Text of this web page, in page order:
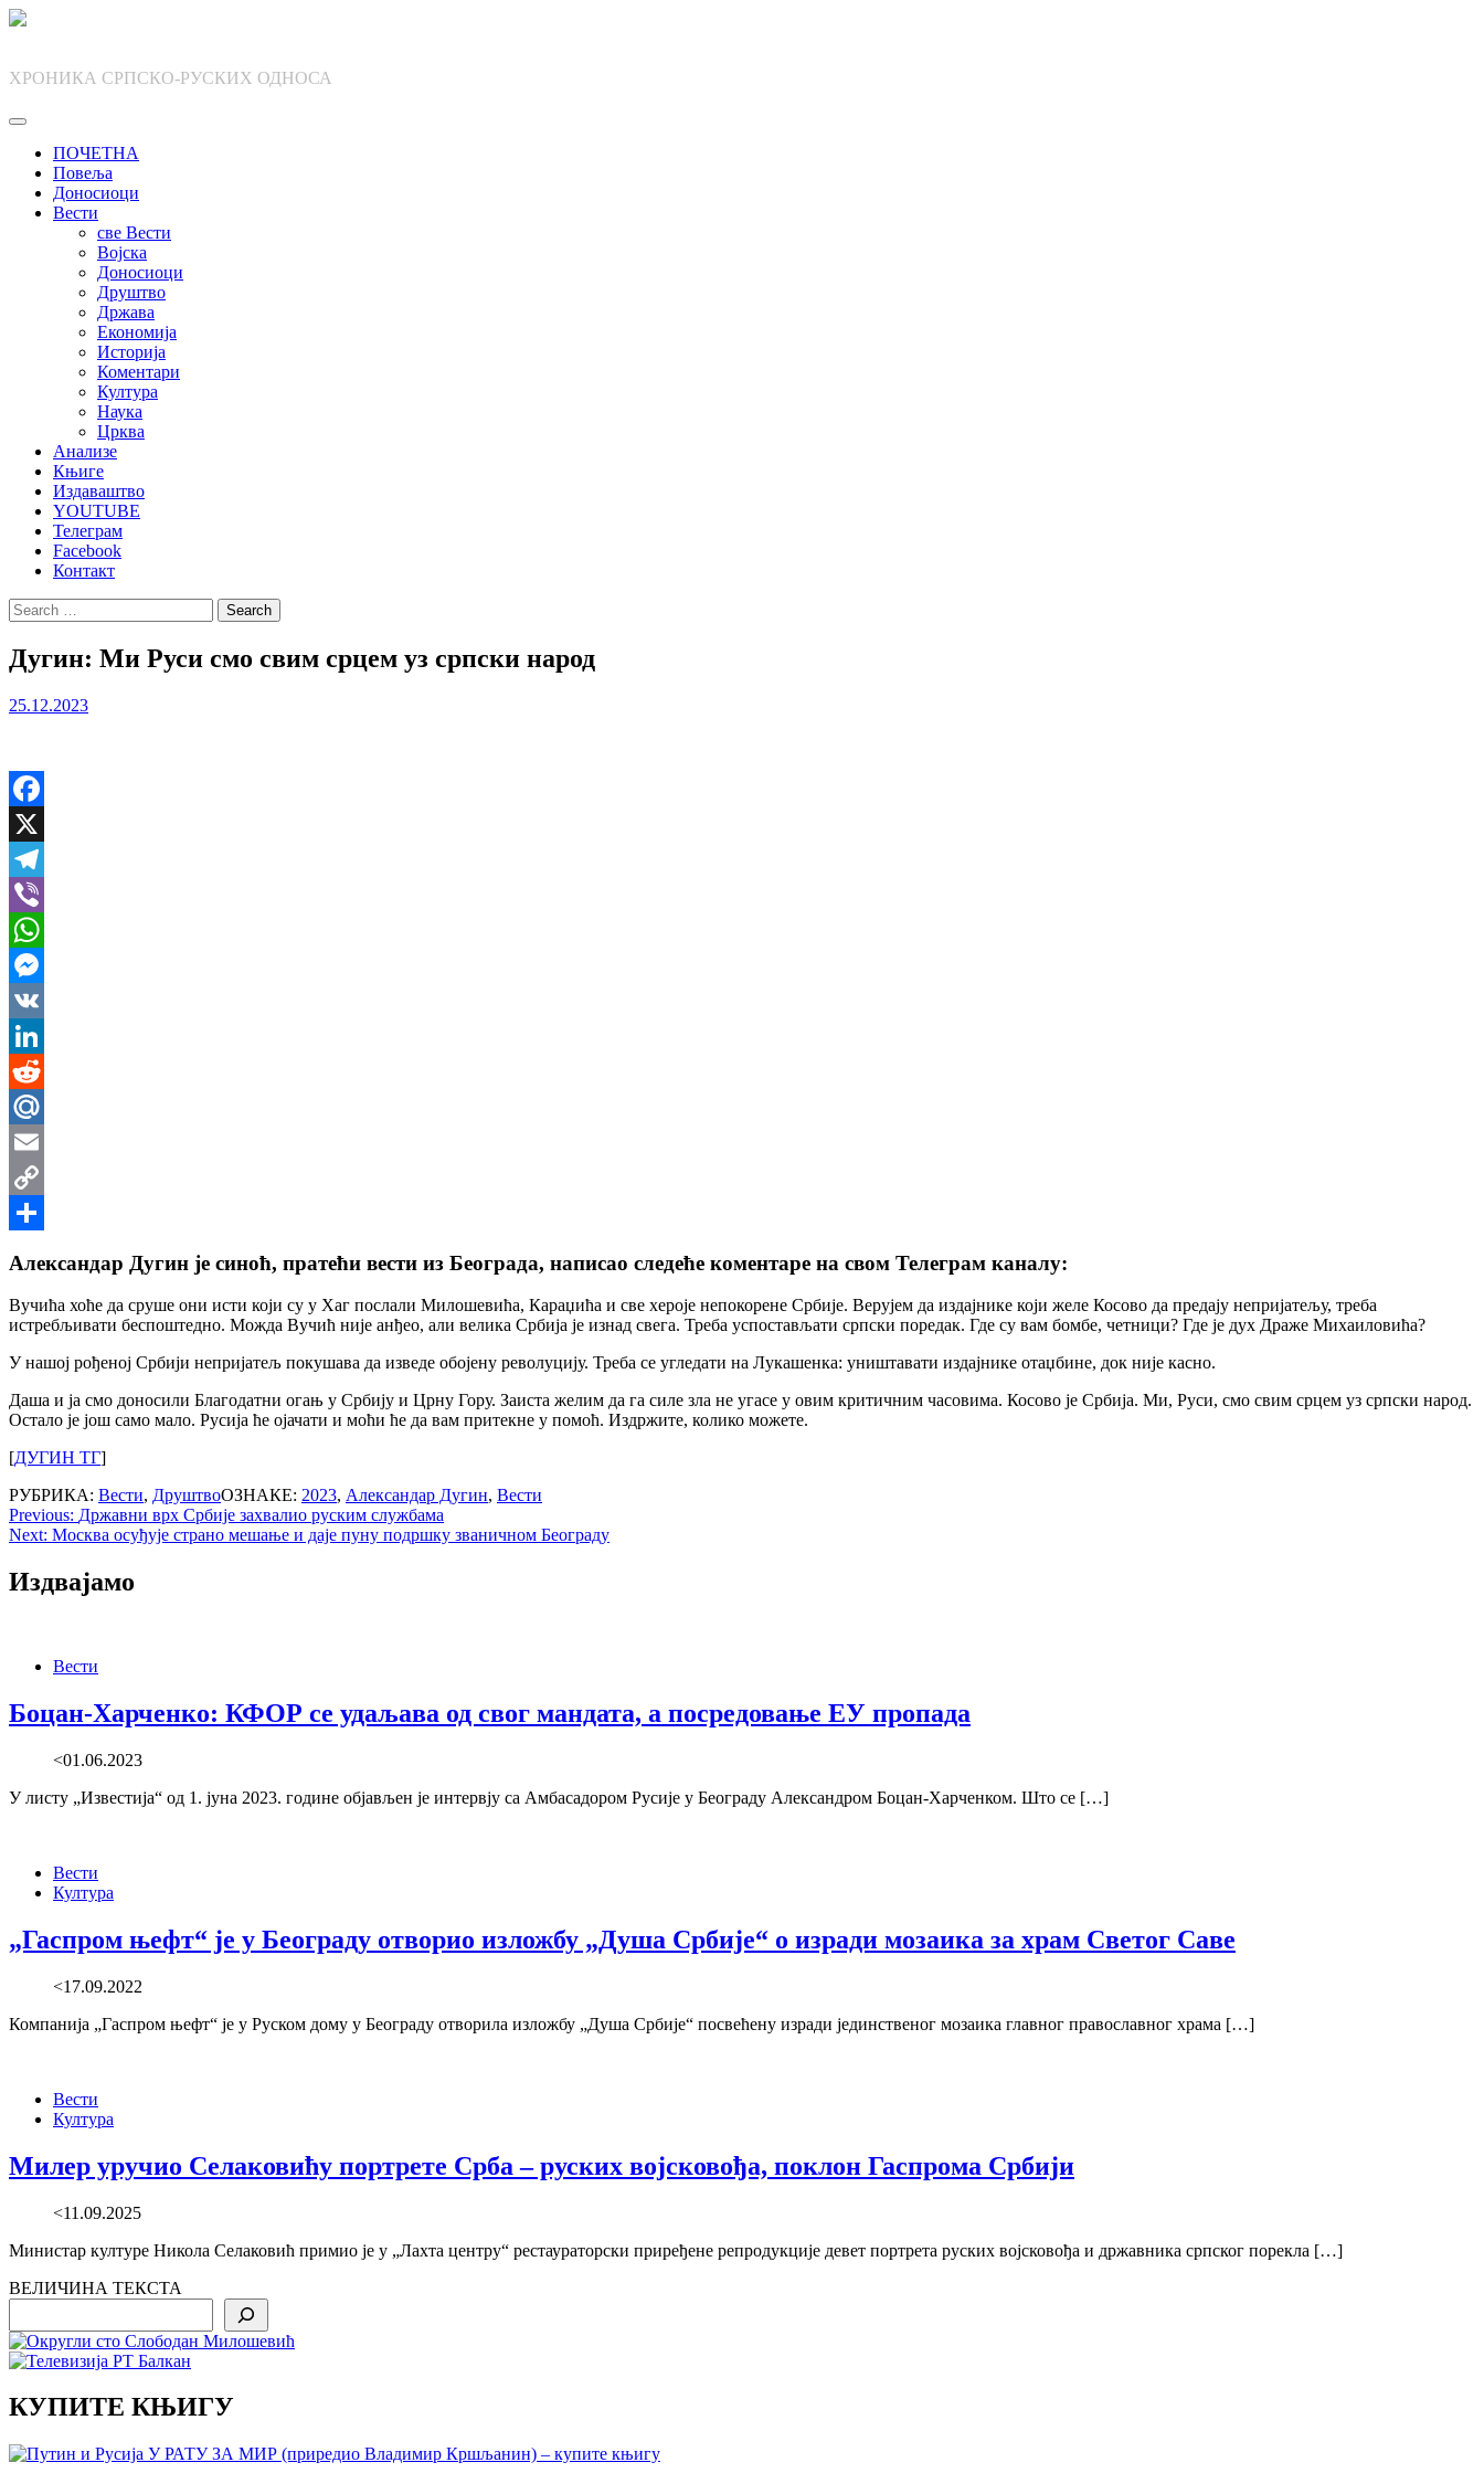
Skip
ХРОНИКА СРПСКО-РУСКИХ ОДНОСА
ПОЧЕТНА
Повеља
Доносиоци
Вести
све Вести
Војска
Доносиоци
Друштво
Држава
Економија
Историја
Коментари
Култура
Наука
Црква
Анализе
Књиге
Издаваштво
YOUTUBE
Телеграм
Facebook
Контакт
Search
for:
Дугин: Ми Руси смо свим срцем уз српски народ
25.12.2023
Facebook
X
Telegram
Viber
WhatsApp
Messenger
VK
LinkedIn
Reddit
Mail.Ru
Email
Copy
Александар Дугин је синоћ, пратећи вести из Београда, написао следеће коментаре на свом Телеграм каналу:
Вучића хоће да сруше они исти који су у Хаг послали Милошевића, Караџића и све хероје непокорене Србије. Верујем да издајнике који желе Косово да предају непријатељу, треба
истребљивати беспоштедно. Можда Вучић није анђео, али велика Србија је изнад свега. Треба успостављати српски поредак. Где су вам бомбе, четници? Где је дух Драже Михаиловића?
У нашој рођеној Србији непријатељ покушава да изведе обојену револуцију. Треба се угледати на Лукашенка: уништавати издајнике отаџбине, док није касно.
Даша и ја смо доносили Благодатни огањ у Србију и Црну Гору. Заиста желим да га силе зла не угасе у овим критичним часовима. Косово је Србија. Ми, Руси, смо свим срцем уз српски народ.
Остало је још само мало. Русија ће ојачати и моћи ће да вам притекне у помоћ. Издржите, колико можете.
[ДУГИН ТГ]
РУБРИКА: Вести, ДруштвоОЗНАКЕ: 2023, Александар Дугин, Вести
Post
navigation
Previous: Државни врх Србије захвалио руским службама
Next: Москва осуђује страно мешање и даје пуну подршку званичном Београду
Издвајамо
Вести
Боцан-Харченко: КФОР се удаљава од свог мандата, а посредовање ЕУ пропада
<01.06.2023
У листу „Известија“ од 1. јуна 2023. године објављен је интервју са Амбасадором Русије у Београду Александром Боцан-Харченком. Што се […]
Вести
Култура
„Гаспром њефт“ је у Београду отворио изложбу „Душа Србије“ о изради мозаика за храм Светог Саве
<17.09.2022
Компанија „Гаспром њефт“ је у Руском дому у Београду отворила изложбу „Душа Србије“ посвећену изради јединственог мозаика главног православног храма […]
Вести
Култура
Милер уручио Селаковићу портрете Срба – руских војсковођа, поклон Гаспрома Србији
<11.09.2025
Министар културе Никола Селаковић примио је у „Лахта центру“ рестаураторски приређене репродукције девет портрета руских војсковођа и државника српског порекла […]
ВЕЛИЧИНА ТЕКСТА
КУПИТЕ КЊИГУ